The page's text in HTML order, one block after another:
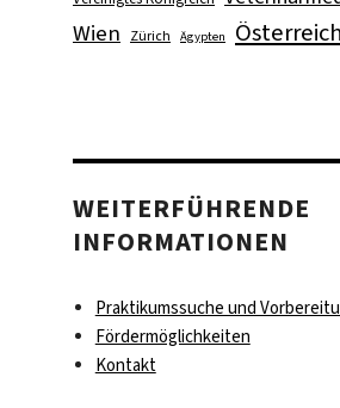
Wien Zürich Ägypten Österreich
WEITERFÜHRENDE
INFORMATIONEN
Praktikumssuche und
Fördermöglichkeiten
Kontakt